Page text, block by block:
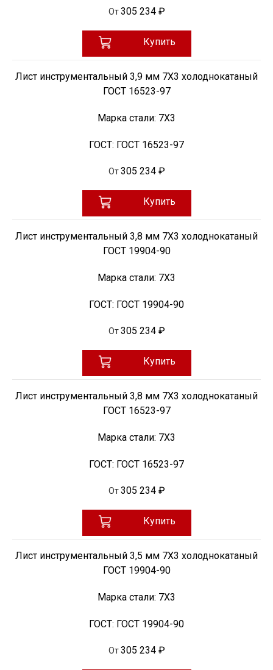
От 305 234 ₽
Купить
Лист инструментальный 3,9 мм 7Х3 холоднокатаный
ГОСТ 16523-97
Марка стали: 7Х3
ГОСТ: ГОСТ 16523-97
От 305 234 ₽
Купить
Лист инструментальный 3,8 мм 7Х3 холоднокатаный
ГОСТ 19904-90
Марка стали: 7Х3
ГОСТ: ГОСТ 19904-90
От 305 234 ₽
Купить
Лист инструментальный 3,8 мм 7Х3 холоднокатаный
ГОСТ 16523-97
Марка стали: 7Х3
ГОСТ: ГОСТ 16523-97
От 305 234 ₽
Купить
Лист инструментальный 3,5 мм 7Х3 холоднокатаный
ГОСТ 19904-90
Марка стали: 7Х3
ГОСТ: ГОСТ 19904-90
От 305 234 ₽